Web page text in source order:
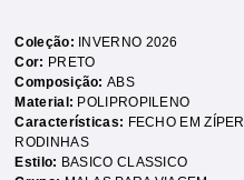
Coleção:
INVERNO 2026
Cor: PRETO
Composição:ABS
Material: POLIPROPILENO
Características: FECHO EM ZÍPER
RODINHAS
Estilo: BASICO CLASSICO